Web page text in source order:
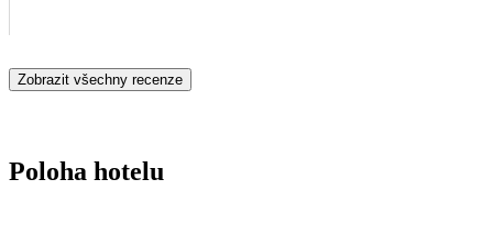
Zobrazit všechny recenze
Poloha hotelu